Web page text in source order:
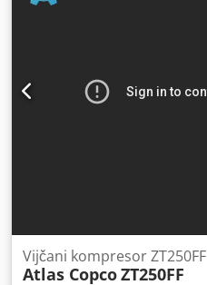
Vijčani kompresor ZT250FF
Atlas CopcoZT250FF